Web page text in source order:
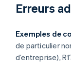
Erreurs
Exemples de
de particulier
d’entreprise),